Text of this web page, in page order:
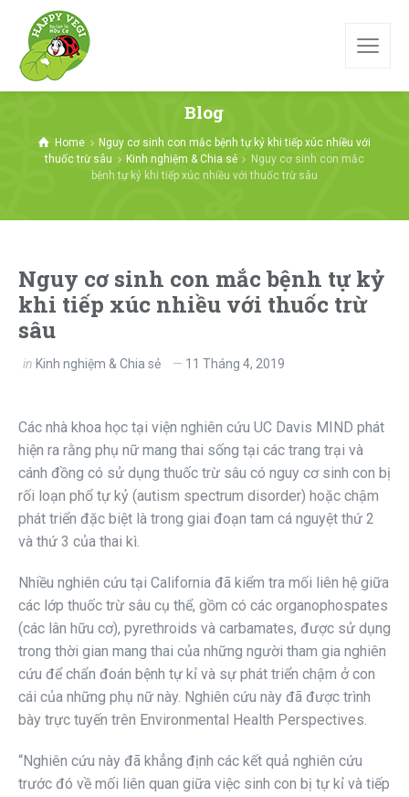
Blog
Home
Nguy cơ sinh con mắc bệnh tự kỷ khi tiếp xúc nhiều với
thuốc trừ sâu
Kinh nghiệm & Chia sẻ
Nguy cơ sinh con mắc
bệnh tự kỷ khi tiếp xúc nhiều với thuốc trừ sâu
Nguy cơ sinh con mắc bệnh tự kỷ
khi tiếp xúc nhiều với thuốc trừ
sâu
in Kinh nghiệm & Chia sẻ 11 Tháng 4, 2019
Các nhà khoa học tại viện nghiên cứu UC Davis MIND phát
hiện ra rằng phụ nữ mang thai sống tại các trang trại và
cánh đồng có sử dụng thuốc trừ sâu có nguy cơ sinh con bị
rối loạn phổ tự kỷ (autism spectrum disorder) hoặc chậm
phát triển đặc biệt là trong giai đoạn tam cá nguyệt thứ 2
và thứ 3 của thai kì.
Nhiều nghiên cứu tại California đã kiểm tra mối liên hệ giữa
các lớp thuốc trừ sâu cụ thể, gồm có các organophospates
(các lân hữu cơ), pyrethroids và carbamates, được sử dụng
trong thời gian mang thai của những người tham gia nghiên
cứu để chẩn đoán bệnh tự kỉ và sự phát triển chậm ở con
cái của những phụ nữ này. Nghiên cứu này đã được trình
bày trực tuyến trên Environmental Health Perspectives.
“Nghiên cứu này đã khẳng định các kết quả nghiên cứu
trước đó về mối liên quan giữa việc sinh con bị tự kỉ và tiếp